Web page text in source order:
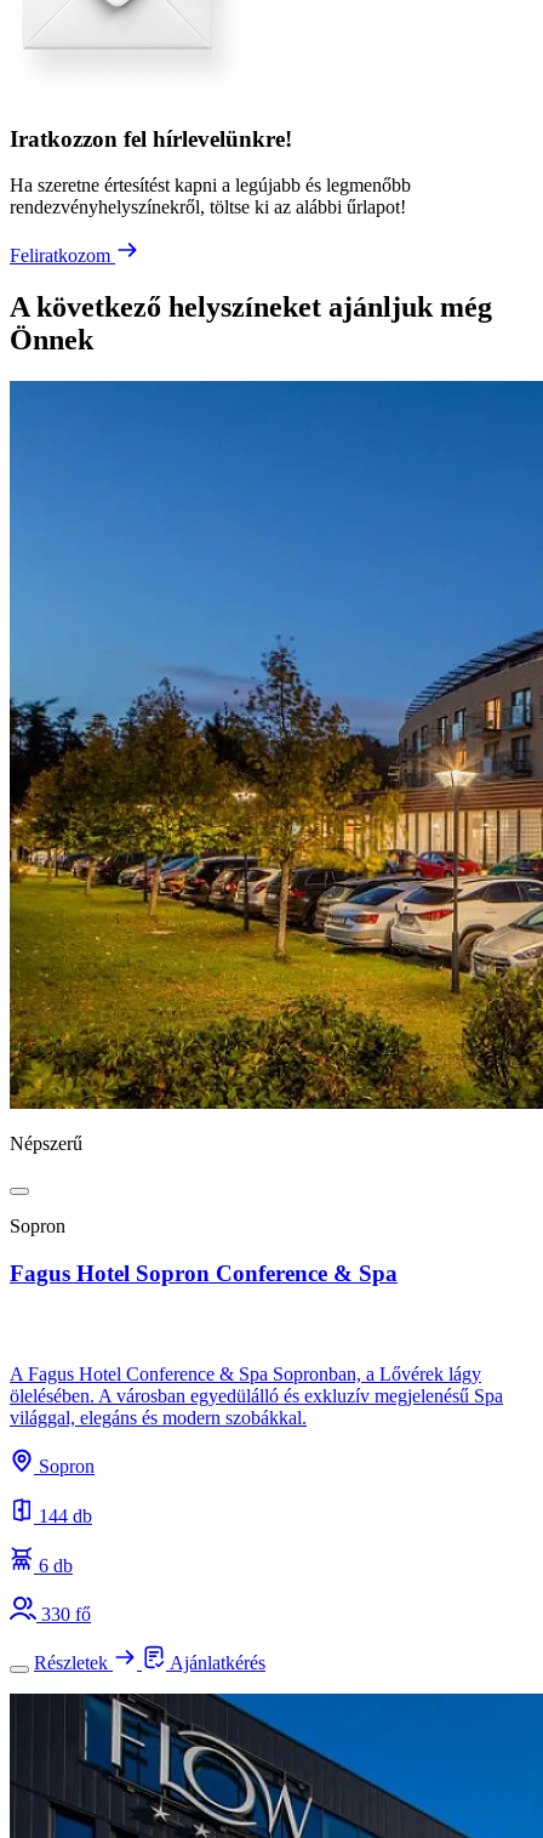
Iratkozzon fel hírlevelünkre!
Ha szeretne értesítést kapni a legújabb és legmenőbb
rendezvényhelyszínekről, töltse ki az alábbi űrlapot!
Feliratkozom
A következő helyszíneket ajánljuk még
Önnek
Népszerű
Sopron
Fagus Hotel Sopron Conference & Spa
A Fagus Hotel Conference & Spa Sopronban, a Lővérek lágy
ölelésében. A városban egyedülálló és exkluzív megjelenésű Spa
világgal, elegáns és modern szobákkal.
Sopron
144 db
6 db
330 fő
Részletek Ajánlatkérés